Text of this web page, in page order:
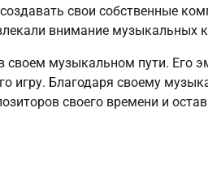
свои собственные
внимание музыкальных
музыкальном пути. Его
игру. Благодаря своему
своего времени и